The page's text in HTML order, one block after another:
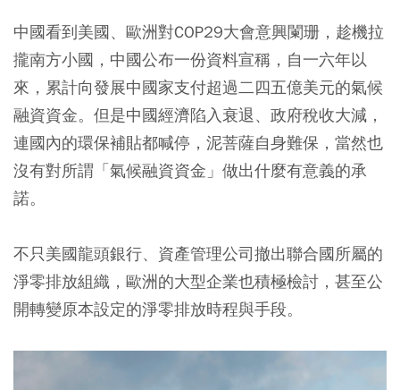
中國看到美國、歐洲對COP29大會意興闌珊，趁機拉
攏南方小國，中國公布一份資料宣稱，自一六年以
來，累計向發展中國家支付超過二四五億美元的氣候
融資資金。但是中國經濟陷入衰退、政府稅收大減，
連國內的環保補貼都喊停，泥菩薩自身難保，當然也
沒有對所謂「氣候融資資金」做出什麼有意義的承
諾。
不只美國龍頭銀行、資產管理公司撤出聯合國所屬的
淨零排放組織，歐洲的大型企業也積極檢討，甚至公
開轉變原本設定的淨零排放時程與手段。